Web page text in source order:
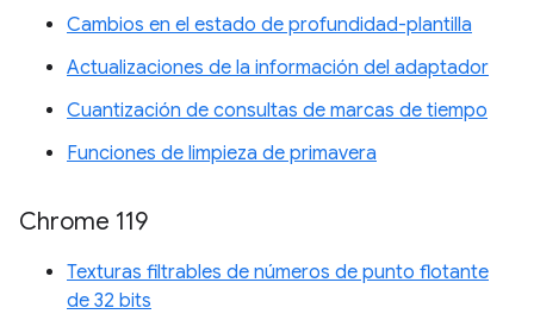
Cambios en el estado de profundidad-plantilla
Actualizaciones de la información del adaptador
Cuantización de consultas de marcas de tiempo
Funciones de limpieza de primavera
Chrome 119
Texturas filtrables de números de punto flotante
de 32 bits